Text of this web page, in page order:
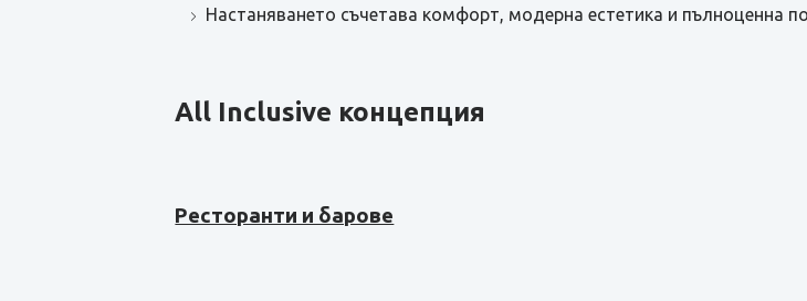
Настаняването съчетава комфорт, модерна естетика и пълноценна
All Inclusive концепция
Ресторанти и барове